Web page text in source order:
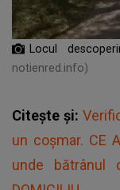
Locul
notienred.info)
Citește și:
un coșmar. CE
unde